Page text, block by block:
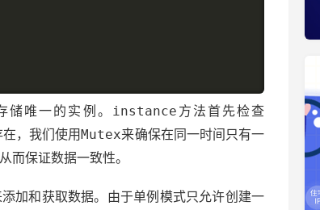
储唯一的实例。 instance 方法首先检查
，我们使用Mutex来确保在同一时间只有一
而保证数据一致性。
加和获取数据。由于单例模式只允许创建一